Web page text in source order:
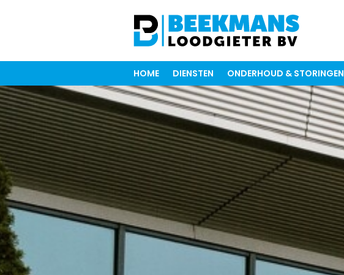
HOME DIENSTEN ONDERHOUD & STORINGEN